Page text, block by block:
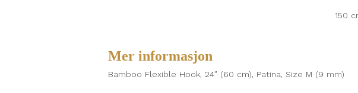
150
Mer informasjon
Bamboo Flexible Hook, 24″ (60 cm), Patina, Size M (9 mm)